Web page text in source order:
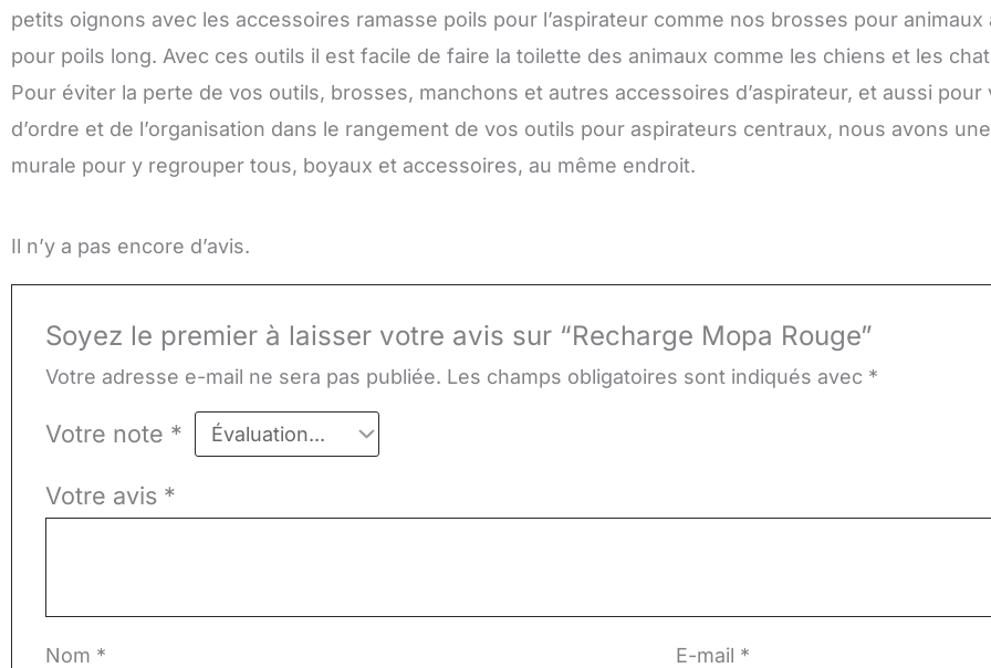
petits oignons avec les accessoires ramasse poils pour l’aspirateur comme nos brosses pour
pour poils long. Avec ces outils il est facile de faire la toilette des animaux comme les chiens et les
Pour éviter la perte de vos outils, brosses, manchons et autres accessoires d’aspirateur, et aussi
d’ordre et de l’organisation dans le rangement de vos outils pour aspirateurs centraux, nous avons
murale pour y regrouper tous, boyaux et accessoires, au même endroit.
Il n’y a pas encore d’avis.
Soyez le premier à laisser votre avis sur “Recharge Mopa Rouge”
Votre adresse e-mail ne sera pas publiée. Les champs obligatoires sont indiqués avec *
Votre note *
Votre avis *
Nom * E-mail *